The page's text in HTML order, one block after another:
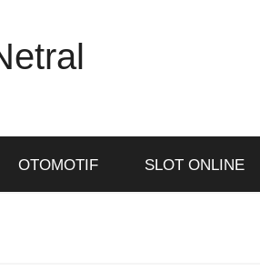
OTOMOTIF SLOT ONLINE